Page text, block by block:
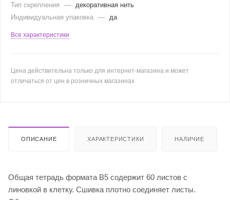
Тип скрепления
—
декоративная нить
Индивидуальная упаковка — да
Все характеристики
Цена действительна только для интернет-магазина и может
отличаться от цен в розничных магазинах
ОПИСАНИЕ ХАРАКТЕРИСТИКИ НАЛИЧИЕ
Общая тетрадь формата B5 содержит 60 листов с
линовкой в клетку. Сшивка плотно соединяет листы.